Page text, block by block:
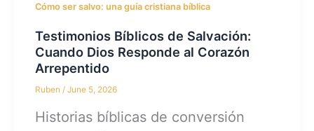
Cómo ser salvo: una guía cristiana bíblica
Testimonios Bíblicos de Salvación:
Cuando Dios Responde al Corazón
Arrepentido
Ruben/June 5, 2026
Historias bíblicas de conversión